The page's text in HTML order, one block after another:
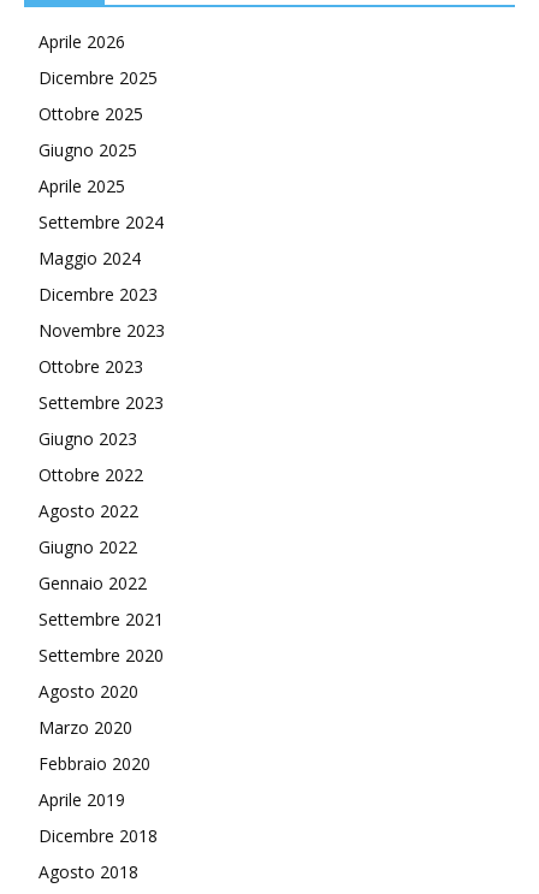
Aprile 2026
Dicembre 2025
Ottobre 2025
Giugno 2025
Aprile 2025
Settembre 2024
Maggio 2024
Dicembre 2023
Novembre 2023
Ottobre 2023
Settembre 2023
Giugno 2023
Ottobre 2022
Agosto 2022
Giugno 2022
Gennaio 2022
Settembre 2021
Settembre 2020
Agosto 2020
Marzo 2020
Febbraio 2020
Aprile 2019
Dicembre 2018
Agosto 2018